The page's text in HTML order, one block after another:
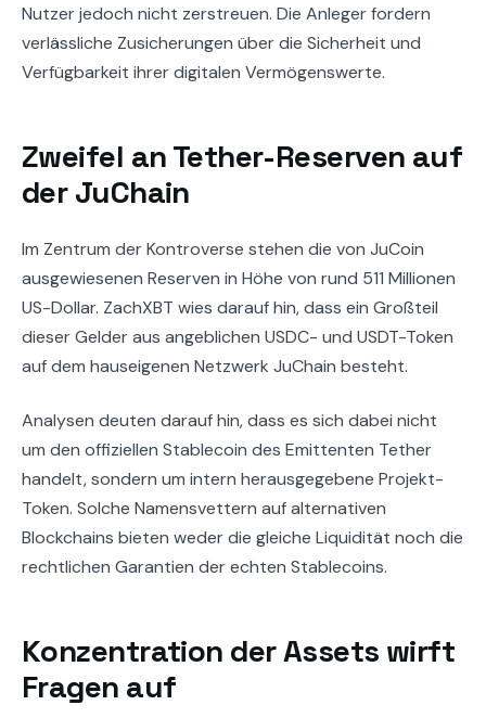
Nutzer jedoch nicht zerstreuen. Die Anleger fordern
verlässliche Zusicherungen über die Sicherheit und
Verfügbarkeit ihrer digitalen Vermögenswerte.
Zweifel an Tether-Reserven auf
der JuChain
Im Zentrum der Kontroverse stehen die von JuCoin
ausgewiesenen Reserven in Höhe von rund 511 Millionen
US-Dollar. ZachXBT wies darauf hin, dass ein Großteil
dieser Gelder aus angeblichen USDC- und USDT-Token
auf dem hauseigenen Netzwerk JuChain besteht.
Analysen deuten darauf hin, dass es sich dabei nicht
um den offiziellen Stablecoin des Emittenten Tether
handelt, sondern um intern herausgegebene Projekt-
Token. Solche Namensvettern auf alternativen
Blockchains bieten weder die gleiche Liquidität noch die
rechtlichen Garantien der echten Stablecoins.
Konzentration der Assets wirft
Fragen auf